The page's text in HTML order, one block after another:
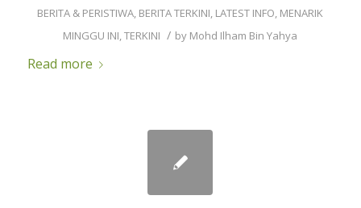
BERITA & PERISTIWA, BERITA TERKINI, LATEST INFO, MENARIK
MINGGU INI,TERKINI / by Mohd Ilham Bin Yahya
Read more